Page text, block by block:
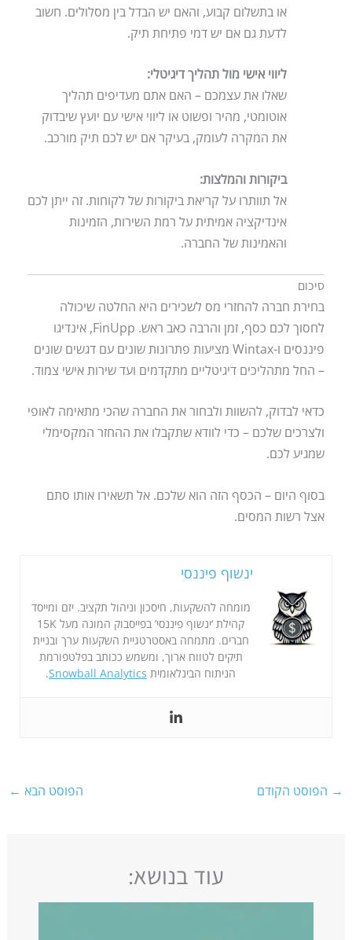
או בתשלום קבוע, והאם יש הבדל בין מסלולים. חשוב
לדעת גם אם יש דמי פתיחת תיק.
ליווי אישי מול תהליך דיגיטלי:
שאלו את עצמכם – האם אתם מעדיפים תהליך
אוטומטי, מהיר ופשוט או ליווי אישי עם יועץ שיבדוק
את המקרה לעומק, בעיקר אם יש לכם תיק מורכב.
ביקורות והמלצות:
אל תוותרו על קריאת ביקורות של לקוחות. זה ייתן לכם
אינדיקציה אמיתית על רמת השירות, הזמינות
והאמינות של החברה.
סיכום
בחירת חברה להחזרי מס לשכירים היא החלטה שיכולה
לחסוך לכם כסף, זמן והרבה כאב ראש. FinUpp, אינדיגו
פיננסים ו-Wintax מציעות פתרונות שונים עם דגשים שונים
– החל מתהליכים דיגיטליים מתקדמים ועד שירות אישי צמוד.
כדאי לבדוק, להשוות ולבחור את החברה שהכי מתאימה לאופי
ולצרכים שלכם – כדי לוודא שתקבלו את ההחזר המקסימלי
שמגיע לכם.
בסוף היום – הכסף הזה הוא שלכם. אל תשאירו אותו סתם
אצל רשות המסים.
ינשוף פיננסי
מומחה להשקעות, חיסכון וניהול תקציב. יזם ומייסד
קהילת ‘ינשוף פיננסי’ בפייסבוק המונה מעל 15K
חברים. מתמחה באסטרטגיית השקעות ערך ובניית
תיקים לטווח ארוך, ומשמש ככותב בפלטפורמת
הניתוח הבינלאומית Snowball Analytics
.
→ הפוסט הקודם הפוסט הבא ←
עוד בנושא: